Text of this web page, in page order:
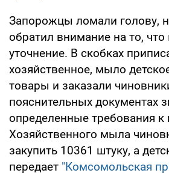
Запорожцы ломали голову,
обратил внимание на то, что
уточнение. В скобках
хозяйственное, мыло
товары и заказали
пояснительных документах
определенные требования к
Хозяйственного мыла
закупить 10361 штуку, а
передает "Комсомольская